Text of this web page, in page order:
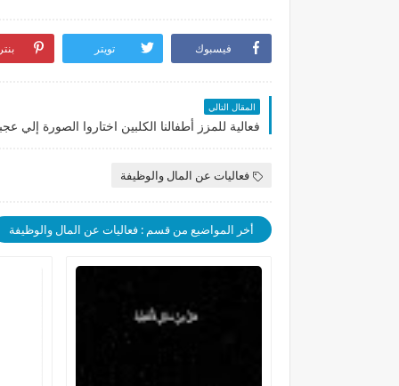
فيسبوك تويتر
المقال التالي
فعاليات عن المال والوظيفة
أخر المواضيع من قسم : فعاليات عن المال والوظيفة